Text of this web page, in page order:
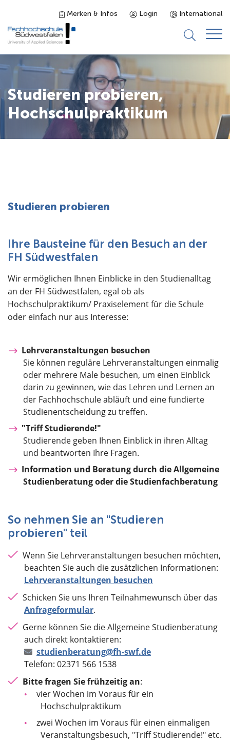
Merken & Infos Login International
Studieninteressierte
Studienangebot
Studierende
Karriere
Studieren probieren,
Hochschulpraktikum
Studieren probieren
Ihre Bausteine für den Besuch an der
FH Südwestfalen
Wir ermöglichen Ihnen Einblicke in den Studienalltag
an der FH Südwestfalen, egal ob als
Hochschulpraktikum/ Praxiselement für die Schule
oder einfach nur aus Interesse:
Lehrveranstaltungen besuchen
Sie können reguläre Lehrveranstaltungen einmalig
oder mehrere Male besuchen, um einen Einblick
darin zu gewinnen, wie das Lehren und Lernen an
der Fachhochschule abläuft und eine fundierte
Studienentscheidung zu treffen.
"Triff Studierende!"
Studierende geben Ihnen Einblick in ihren Alltag
und beantworten Ihre Fragen.
Information und Beratung durch die Allgemeine
Studienberatung oder die Studienfachberatung
So nehmen Sie an "Studieren
probieren" teil
Wenn Sie Lehrveranstaltungen besuchen möchten,
beachten Sie auch die zusätzlichen Informationen:
Lehrveranstaltungen besuchen
Schicken Sie uns Ihren Teilnahmewunsch über das
Anfrageformular.
Gerne können Sie die Allgemeine Studienberatung
auch direkt kontaktieren:
studienberatung@fh-swf.de
Telefon: 02371 566 1538
Bitte fragen Sie frühzeitig an:
vier Wochen im Voraus für ein
Hochschulpraktikum
zwei Wochen im Voraus für einen einmaligen
Veranstaltungsbesuch, "Triff Studierende!" etc.